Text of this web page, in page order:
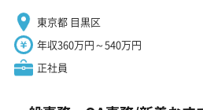
東京都 目黒区
年収360万円～540万円
正社員